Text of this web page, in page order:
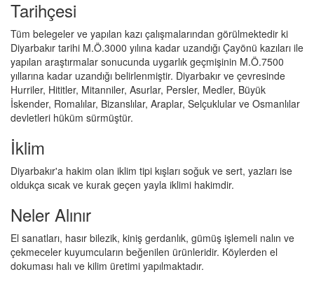
Tarihçesi
Tüm belegeler ve yapılan kazı çalışmalarından görülmektedir ki
Diyarbakır tarihi M.Ö.3000 yılına kadar uzandığı Çayönü kazıları ile
yapılan araştırmalar sonucunda uygarlık geçmişinin M.Ö.7500
yıllarına kadar uzandığı belirlenmiştir. Diyarbakır ve çevresinde
Hurriler, Hititler, Mitanniler, Asurlar, Persler, Medler, Büyük
İskender, Romalılar, Bizanslılar, Araplar, Selçuklular ve Osmanlılar
devletleri hüküm sürmüştür.
İklim
Diyarbakır'a hakim olan iklim tipi kışları soğuk ve sert, yazları ise
oldukça sıcak ve kurak geçen yayla iklimi hakimdir.
Neler Alınır
El sanatları, hasır bilezik, kiniş gerdanlık, gümüş işlemeli nalın ve
çekmeceler kuyumcuların beğenilen ürünleridir. Köylerden el
dokuması halı ve kilim üretimi yapılmaktadır.